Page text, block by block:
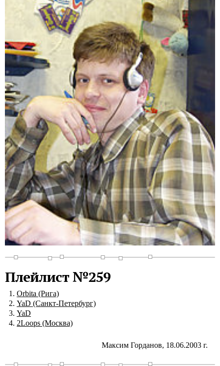
Плейлист №259
Orbita (Рига)
YaD (Санкт-Петербург)
YaD
2Loops (Москва)
Максим Горданов, 18.06.2003 г.